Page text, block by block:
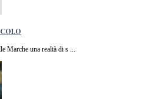
Marche una realtà di s ...